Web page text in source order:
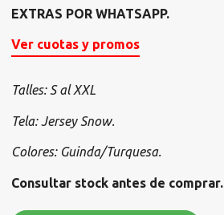
EXTRAS POR WHATSAPP.
Ver cuotas y promos
Talles: S al XXL
Tela: Jersey Snow.
Colores: Guinda/Turquesa.
Consultar stock antes de comprar.